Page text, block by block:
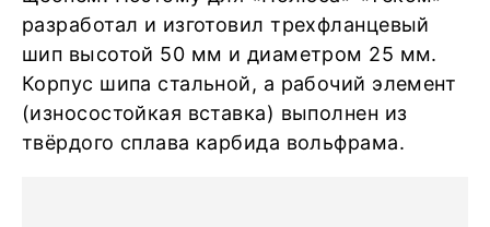
разработал и изготовил трехфланцевый
шип высотой 50 мм и диаметром 25 мм.
Корпус шипа стальной, а рабочий элемент
(износостойкая вставка) выполнен из
твёрдого сплава карбида вольфрама.